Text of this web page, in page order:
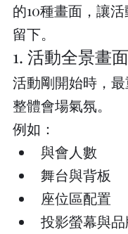
的10種畫面，讓
留下。
1. 活動全景畫面
活動剛開始時，
整體會場氣氛。
例如：
與會人數
舞台與背板
座位區配置
投影螢幕與